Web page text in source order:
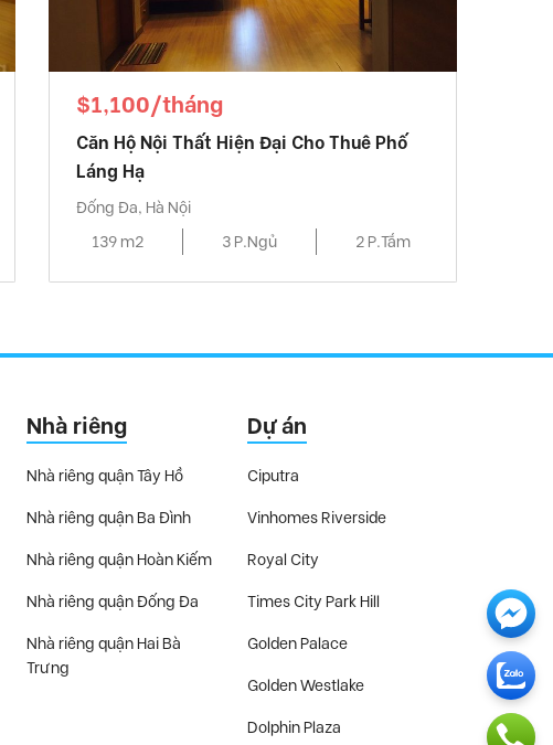
$1,100/tháng
Căn Hộ Nội Thất Hiện Đại Cho Thuê Phố
Láng Hạ
Đống Đa, Hà Nội
139 m2
3 P.Ngủ 2 P.Tắm
Nhà riêng
Nhà riêng quận Tây Hồ
Nhà riêng quận Ba Đình
Nhà riêng quận Hoàn Kiếm
Nhà riêng quận Đống Đa
Nhà riêng quận Hai Bà
Trưng
Dự án
Ciputra
Vinhomes Riverside
Royal City
Times City Park Hill
Golden Palace
Golden Westlake
Dolphin Plaza